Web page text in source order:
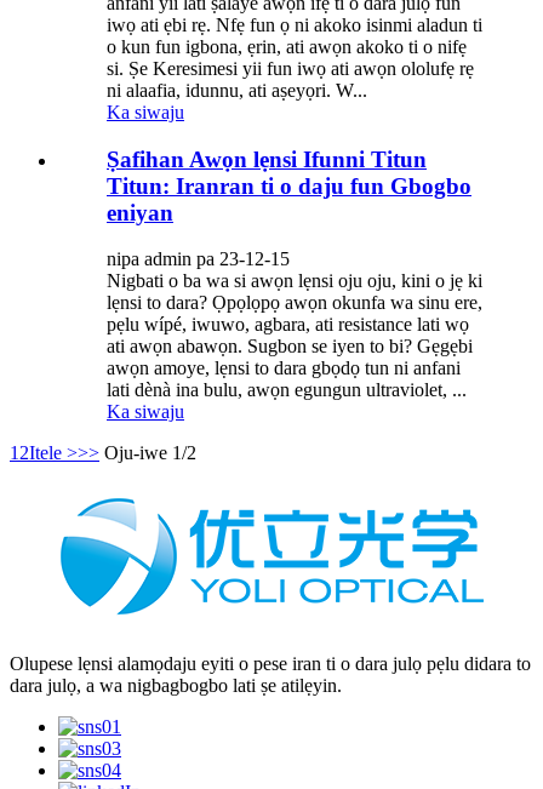
iwọ ati ẹbi rẹ. Nfẹ fun ọ ni akoko isinmi aladun ti
o kun fun igbona, ẹrin, ati awọn akoko ti o nifẹ
si. Ṣe Keresimesi yii fun iwọ ati awọn ololufẹ rẹ
ni alaafia, idunnu, ati aṣeyọri. W...
Ka siwaju
Ṣafihan Awọn lẹnsi Ifunni Titun
Titun: Iranran ti o daju fun Gbogbo
eniyan
nipa admin pa 23-12-15
Nigbati o ba wa si awọn lẹnsi oju oju, kini o jẹ ki
lẹnsi to dara? Ọpọlọpọ awọn okunfa wa sinu ere,
pẹlu wípé, iwuwo, agbara, ati resistance lati wọ
ati awọn abawọn. Sugbon se iyen to bi? Gẹgẹbi
awọn amoye, lẹnsi to dara gbọdọ tun ni anfani
lati dènà ina bulu, awọn egungun ultraviolet, ...
Ka siwaju
1 2Itele >>> Oju-iwe 1/2
Olupese lẹnsi alamọdaju eyiti o pese iran ti o dara julọ pẹlu didara to
dara julọ, a wa nigbagbogbo lati ṣe atilẹyin.